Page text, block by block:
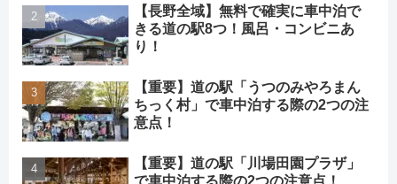
【長野全域】無料で確実に車中泊で
きる道の駅8つ！風呂・コンビニあ
り！
【重要】道の駅「うつのみやろまん
ちっく村」で車中泊する際の2つの注
意点！
【重要】道の駅「川場田園プラザ」